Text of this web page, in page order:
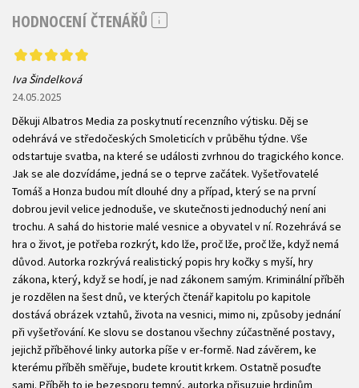
HODNOCENÍ ČTENÁŘŮ
Iva Šindelková
24.05.2025
Děkuji Albatros Media za poskytnutí recenzního výtisku. Děj se
odehrává ve středočeských Smoleticích v průběhu týdne. Vše
odstartuje svatba, na které se události zvrhnou do tragického konce.
Jak se ale dozvídáme, jedná se o teprve začátek. Vyšetřovatelé
Tomáš a Honza budou mít dlouhé dny a případ, který se na první
dobrou jevil velice jednoduše, ve skutečnosti jednoduchý není ani
trochu. A sahá do historie malé vesnice a obyvatel v ní. Rozehrává se
hra o život, je potřeba rozkrýt, kdo lže, proč lže, proč lže, když nemá
důvod. Autorka rozkrývá realistický popis hry kočky s myší, hry
zákona, který, když se hodí, je nad zákonem samým. Kriminální příběh
je rozdělen na šest dnů, ve kterých čtenář kapitolu po kapitole
dostává obrázek vztahů, života na vesnici, mimo ni, způsoby jednání
při vyšetřování. Ke slovu se dostanou všechny zúčastněné postavy,
jejichž příběhové linky autorka píše v er-formě. Nad závěrem, ke
kterému příběh směřuje, budete kroutit krkem. Ostatně posuďte
sami. Příběh to je bezesporu temný, autorka přisuzuje hrdinům